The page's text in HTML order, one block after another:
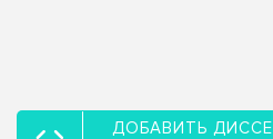
ДОБАВИТЬ